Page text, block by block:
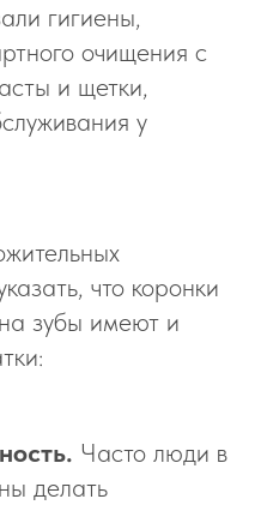
гигиены,
очищения с
и щетки,
у
что коронки
зубы имеют и
Часто люди в
делать